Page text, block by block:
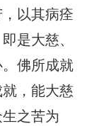
以其病痊
是大慈、
佛所成就
，能大慈
之苦为